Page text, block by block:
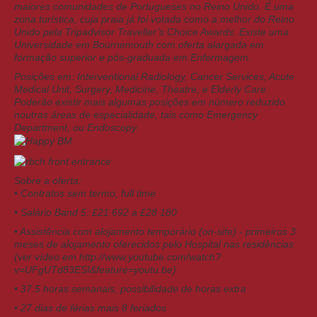
maiores comunidades de Portugueses no Reino Unido. É uma
zona turística, cuja praia já foi votada como a melhor do Reino
Unido pela Tripadvisor Traveller’s Choice Awards. Existe uma
Universidade em Bournemouth com oferta alargada em
formação superior e pós-graduada em Enfermagem.
Posições em: Interventional Radiology, Cancer Services, Acute
Medical Unit, Surgery, Medicine, Theatre, e Elderly Care.
Poderão existir mais algumas posições em número reduzido
noutras áreas de especialidade, tais como Emergency
Department, ou Endoscopy.
Sobre a oferta:
• Contratos sem termo, full time
• Salário Band 5: £21 692 a £28 180
• Assistência com alojamento temporário (on-site) - primeiros 3
meses de alojamento oferecidos pelo Hospital nas residências
(ver vídeo em http://www.youtube.com/watch?
v=UFgUTd83ESI&feature=youtu.be)
• 37.5 horas semanais, possibilidade de horas extra
• 27 dias de férias mais 8 feriados